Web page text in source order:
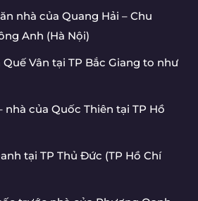
nhà của Quang Hải – Chu
Anh (Hà Nội)
Vân tại TP Bắc Giang to như
nhà của Quốc Thiên tại TP Hồ
tại TP Thủ Đức (TP Hồ Chí